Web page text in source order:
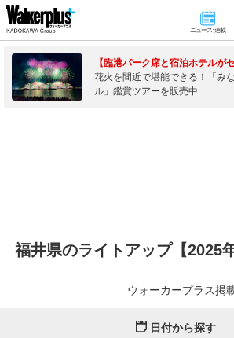
ニュース･連載
【臨港パーク席と宿泊ホテルがセ
花火を間近で堪能できる！「み
ル」鑑賞ツアーを販売中
福井県のライトアップ【2025
ウォーカープラス掲
日付から探す